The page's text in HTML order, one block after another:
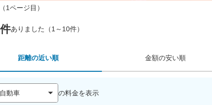
（1ページ目）
ありました（1～10件）
距離の近い順 金額の安い順
の料金を表示